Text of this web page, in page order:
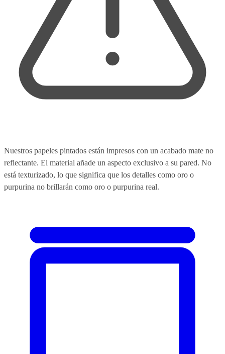
Nuestros papeles pintados están impresos con un acabado mate no
reflectante. El material añade un aspecto exclusivo a su pared. No
está texturizado, lo que significa que los detalles como oro o
purpurina no brillarán como oro o purpurina real.